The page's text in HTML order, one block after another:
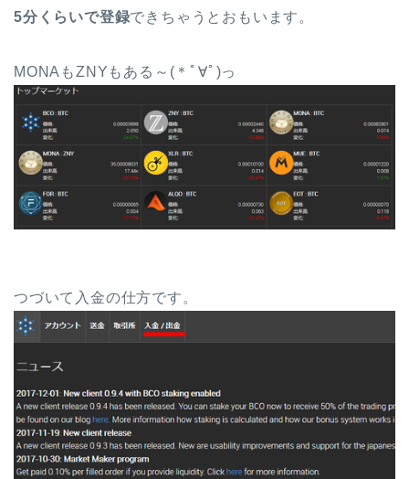
5分くらいで登録できちゃうとおもいます。
MONAもZNYもある～(＊ﾟ∀ﾟ)っ
つづいて入金の仕方です。